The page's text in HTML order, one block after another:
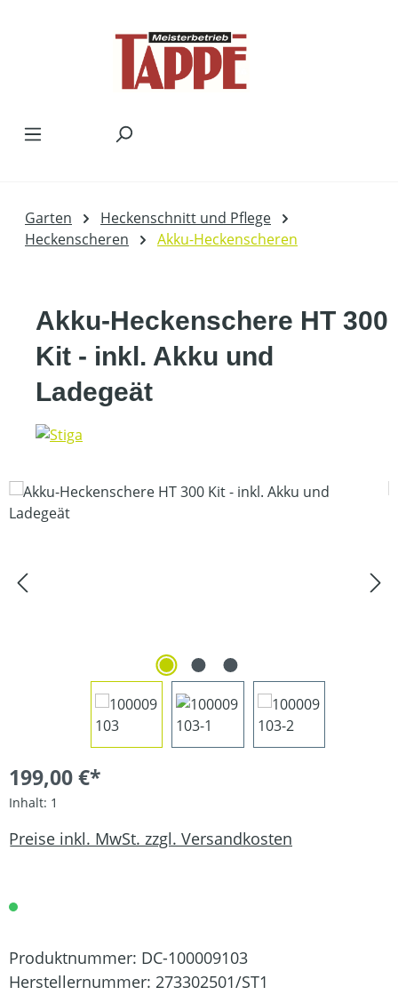
Garten
Heckenschnitt und Pflege
Heckenscheren
Akku-Heckenscheren
Akku-Heckenschere HT 300
Kit - inkl. Akku und
Ladegeät
Bildergalerie überspringen
199,00 €*
Inhalt: 1
Preise inkl. MwSt. zzgl. Versandkosten
Produktnummer: DC-100009103
Herstellernummer: 273302501/ST1